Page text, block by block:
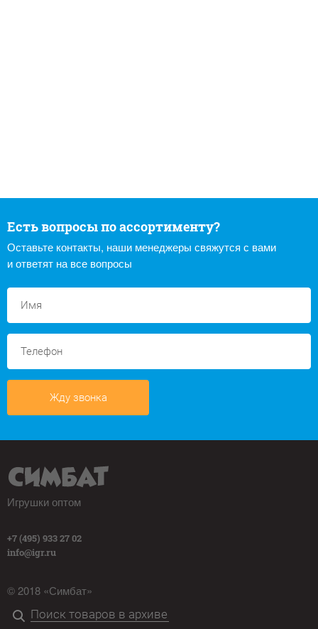
Есть вопросы по ассортименту?
Оставьте контакты, наши менеджеры свяжутся с вами
и ответят на все вопросы
Жду звонка
Игрушки оптом
+7 (495) 933 27 02
info@igr.ru
© 2018 «Симбат»